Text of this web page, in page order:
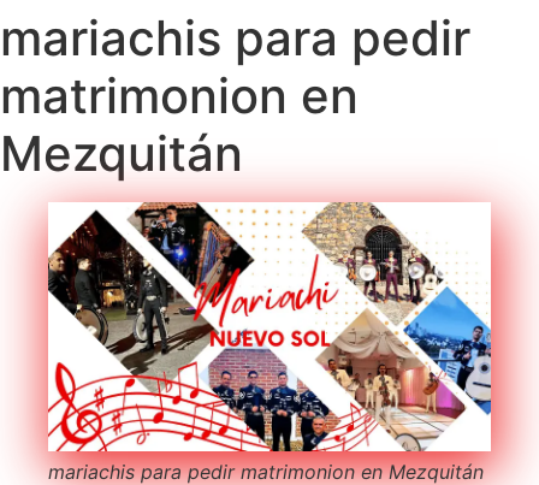
mariachis para pedir
matrimonion en
Mezquitán
mariachis para pedir matrimonion en Mezquitán